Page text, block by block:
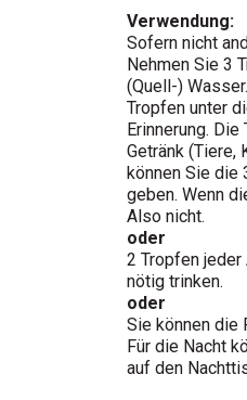
Verwendung:
Sofern nicht
Nehmen Sie 3
(Quell-)
Tropfen unter
Erinnerung.
Getränk (Tiere,
können Sie die
geben. Wenn
Also nicht.
oder
2 Tropfen
nötig trinken.
oder
Sie können die
Für die Nacht
auf den